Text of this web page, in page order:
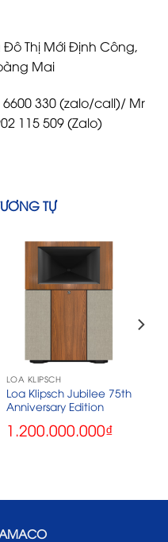
Đô Thị Mới Định Công,
Mai
330 (zalo/call)/ Mr
115 509 (Zalo)
TỰ
LOA KLIPSCH
Loa Klipsch Jubilee 75th
Anniversary Edition
1.200.000.000₫